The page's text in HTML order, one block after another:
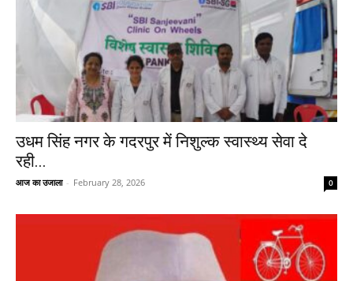
उधम सिंह नगर के गदरपुर में निशुल्क स्वास्थ्य सेवा दे
रही...
आज का उजाला - February 28, 2026 0